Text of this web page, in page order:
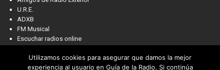
U.R.E.
ADXB
FM Musical
Escuchar radios online
Utilizamos cookies para asegurar que damos la mejor
experiencia al usuario en Guía de la Radio. Si continúa